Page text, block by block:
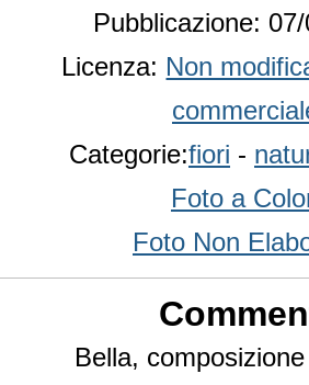
Pubblicazione:
Licenza: Non
Categorie:fiori -
Foto a
Foto Non
Bella,